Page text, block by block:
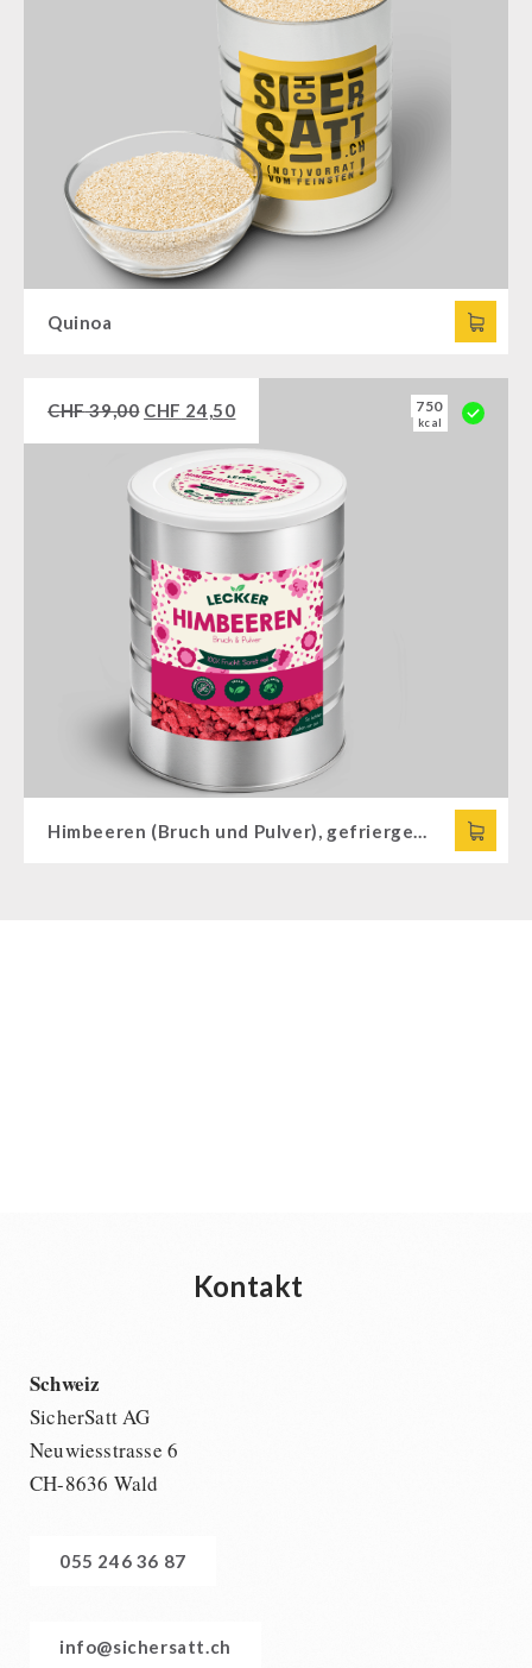
Quinoa
CHF39,00 CHF 24,50 750
kcal
Kontakt
Schweiz
SicherSatt AG
Neuwiesstrasse 6
CH-8636 Wald
055 246 36 87
info@sichersatt.ch